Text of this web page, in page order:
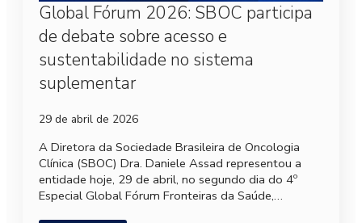
Global Fórum 2026: SBOC participa
de debate sobre acesso e
sustentabilidade no sistema
suplementar
29 de abril de 2026
A Diretora da Sociedade Brasileira de Oncologia
Clínica (SBOC) Dra. Daniele Assad representou a
entidade hoje, 29 de abril, no segundo dia do 4º
Especial Global Fórum Fronteiras da Saúde,…